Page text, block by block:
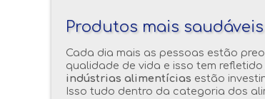
Produtos mais saudáveis
Cada dia mais as pessoas estão
qualidade de vida e isso tem
indústrias alimentícias estão
Isso tudo dentro da categoria dos